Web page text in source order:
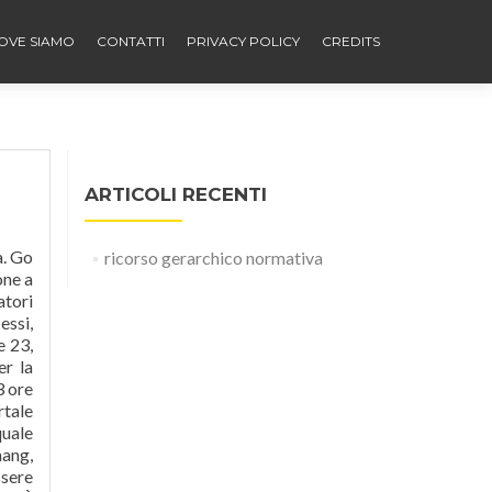
SIAMO CONTATTI PRIVACY POLICY CREDITS
iniziato a sondare il terreno per portare in squadra giocatori che possano rinforzare la propria rosa. E c'è Pep. Il broker ha truffato diversi vip, tra cui i calciatori Patrice Evra e Stephan El Shaarawy oltre agli allenatori Marcello Lippi e Antonio Conte. Il rapporto che intercorre tra la dirigenza del Barcellona e Lionel M
ARTICOLI RECENTI
ricorso gerarchico normativa